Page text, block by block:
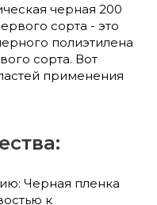
черная 200
сорта - это
полиэтилена
сорта. Вот
применения
Черная пленка
к